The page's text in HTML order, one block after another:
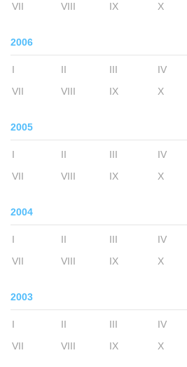
VII
VIII IX X
2006
I II III IV
VII
VIII IX X
2005
I II III IV
VII
VIII IX X
2004
I II III IV
VII
VIII IX X
2003
I II III IV
VII
VIII IX X